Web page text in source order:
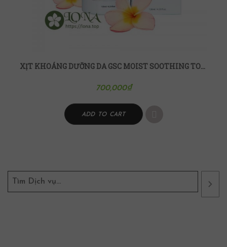
XỊT KHOÁNG DƯỠNG DA GSC MOIST SOOTHING TONER 120ML
700,000₫
ADD TO CART